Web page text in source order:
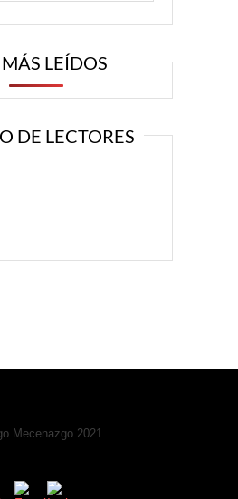
MÁS LEÍDOS
DE LECTORES